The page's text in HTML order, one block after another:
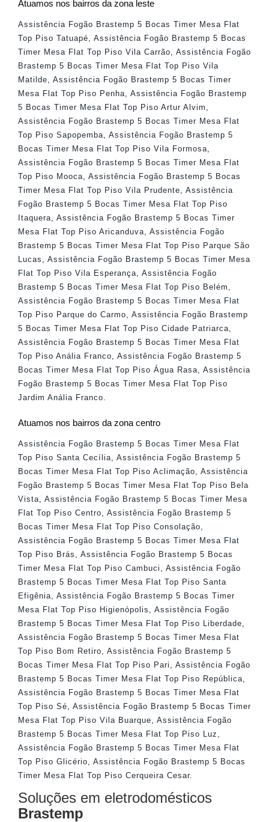
Atuamos nos bairros da zona leste
Assistência Fogão Brastemp 5 Bocas Timer Mesa Flat
Top Piso Tatuapé, Assistência Fogão Brastemp 5 Bocas
Timer Mesa Flat Top Piso Vila Carrão, Assistência Fogão
Brastemp 5 Bocas Timer Mesa Flat Top Piso Vila
Matilde, Assistência Fogão Brastemp 5 Bocas Timer
Mesa Flat Top Piso Penha, Assistência Fogão Brastemp
5 Bocas Timer Mesa Flat Top Piso Artur Alvim ,
Assistência Fogão Brastemp 5 Bocas Timer Mesa Flat
Top Piso Sapopemba, Assistência Fogão Brastemp 5
Bocas Timer Mesa Flat Top Piso Vila Formosa,
Assistência Fogão Brastemp 5 Bocas Timer Mesa Flat
Top Piso Mooca, Assistência Fogão Brastemp 5 Bocas
Timer Mesa Flat Top Piso Vila Prudente, Assistência
Fogão Brastemp 5 Bocas Timer Mesa Flat Top Piso
Itaquera, Assistência Fogão Brastemp 5 Bocas Timer
Mesa Flat Top Piso Aricanduva, Assistência Fogão
Brastemp 5 Bocas Timer Mesa Flat Top Piso Parque São
Lucas , Assistência Fogão Brastemp 5 Bocas Timer Mesa
Flat Top Piso Vila Esperança, Assistência Fogão
Brastemp 5 Bocas Timer Mesa Flat Top Piso Belém ,
Assistência Fogão Brastemp 5 Bocas Timer Mesa Flat
Top Piso Parque do Carmo, Assistência Fogão Brastemp
5 Bocas Timer Mesa Flat Top Piso Cidade Patriarca,
Assistência Fogão Brastemp 5 Bocas Timer Mesa Flat
Top Piso Anália Franco, Assistência Fogão Brastemp 5
Bocas Timer Mesa Flat Top Piso Água Rasa, Assistência
Fogão Brastemp 5 Bocas Timer Mesa Flat Top Piso
Jardim Anália Franco.
Atuamos nos bairros da zona centro
Assistência Fogão Brastemp 5 Bocas Timer Mesa Flat
Top Piso Santa Cecília
Assistência Fogão Brastemp 5
Bocas Timer Mesa Flat Top Piso Aclimação
Assistência
Fogão Brastemp 5 Bocas Timer Mesa Flat Top Piso Bela
Vista
Assistência Fogão Brastemp 5 Bocas Timer Mesa
Flat Top Piso Centro
Assistência Fogão Brastemp 5
Bocas Timer Mesa Flat Top Piso Consolação
Assistência Fogão Brastemp 5 Bocas Timer Mesa Flat
Top Piso Brás
Assistência Fogão Brastemp 5 Bocas
Timer Mesa Flat Top Piso Cambuci
Assistência Fogão
Brastemp 5 Bocas Timer Mesa Flat Top Piso Santa
Efigênia
Assistência Fogão Brastemp 5 Bocas Timer
Mesa Flat Top Piso Higienópolis
Assistência Fogão
Brastemp 5 Bocas Timer Mesa Flat Top Piso Liberdade
Assistência Fogão Brastemp 5 Bocas Timer Mesa Flat
Top Piso Bom Retiro
Assistência Fogão Brastemp 5
Bocas Timer Mesa Flat Top Piso Pari
Assistência Fogão
Brastemp 5 Bocas Timer Mesa Flat Top Piso República
Assistência Fogão Brastemp 5 Bocas Timer Mesa Flat
Top Piso Sé
Assistência Fogão Brastemp 5 Bocas Timer
Mesa Flat Top Piso Vila Buarque
Assistência Fogão
Brastemp 5 Bocas Timer Mesa Flat Top Piso Luz
Assistência Fogão Brastemp 5 Bocas Timer Mesa Flat
Top Piso Glicério
Assistência Fogão Brastemp 5 Bocas
Timer Mesa Flat Top Piso Cerqueira Cesar.
Soluções em eletrodomésticos
Brastemp